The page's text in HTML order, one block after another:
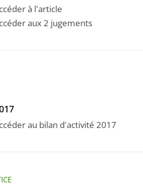
à l'article
aux 2 jugements
au bilan d'activité 2017